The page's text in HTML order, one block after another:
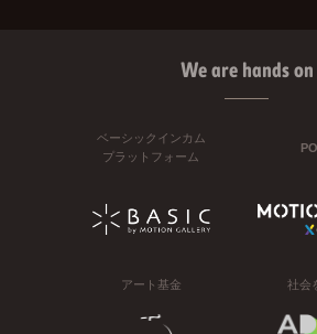
We are hands on
ベーシックインカム
プラットフォーム
アート基金 社会